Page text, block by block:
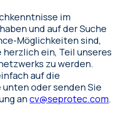
im
und auf der Suche
Möglichkeiten sind,
herzlich ein, Teil unseres
zu werden.
auf die
oder senden Sie
ancv@seprotec.com.